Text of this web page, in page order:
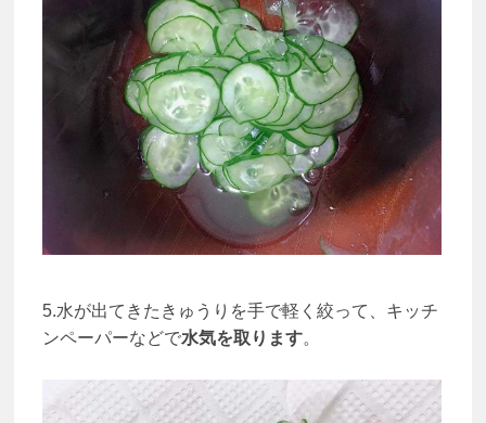
5.水が出てきたきゅうりを手で軽く絞って、キッチ
ンペーパーなどで水気を取ります。